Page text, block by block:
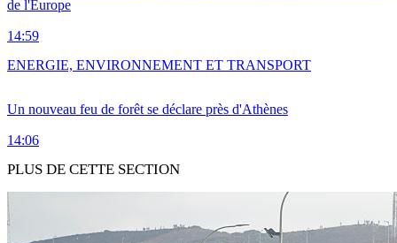
de l'Europe
14:59
Un nouveau feu de forêt se déclare près d'Athènes
14:06
ENERGIE, ENVIRONNEMENT ET TRANSPORT
PLUS DE CETTE SECTION